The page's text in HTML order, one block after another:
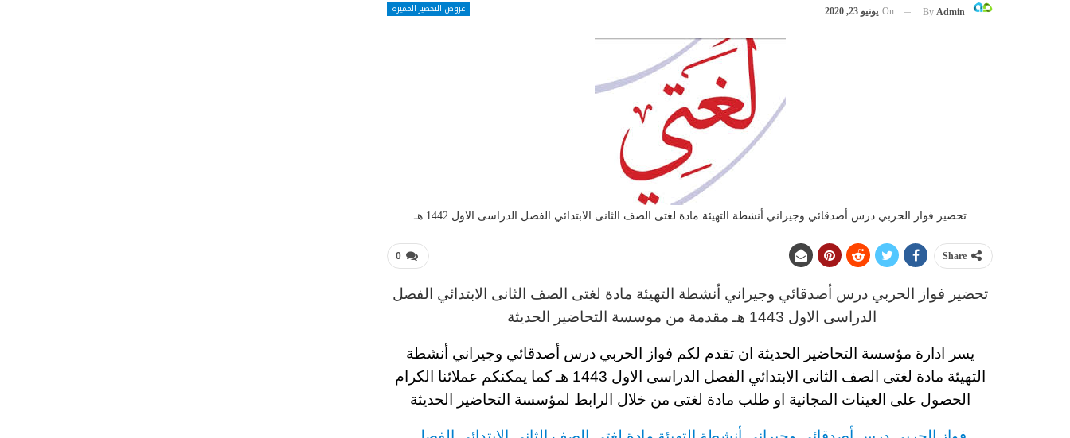
عروض التحضير المميزة By Admin
On يونيو 23, 2020
تحضير فواز الحربي درس أصدقائي وجيراني أنشطة التهيئة مادة لغتى الصف الثانى الابتدائي الفصل الدراسى الاول 1442 هـ
0 Share
تحضير فواز الحربيدرس أصدقائي وجيراني أنشطة التهيئة مادة لغتى الصف الثانى الابتدائي الفصل
الدراسى الاول 1443 هـ
مقدمة من موسسة التحاضير الحديثة
يسر ادارة مؤسسة التحاضير الحديثة ان تقدم لكم فواز الحربي درس أصدقائي وجيراني أنشطة
التهيئة مادة لغتى
الصف الثانى الابتدائي الفصل الدراسى الاول 1443 هـ
كما يمكنكم عملائنا الكرام
الحصول على العينات المجانية او طلب مادة لغتى من خلال الرابط لمؤسسة التحاضير الحديثة